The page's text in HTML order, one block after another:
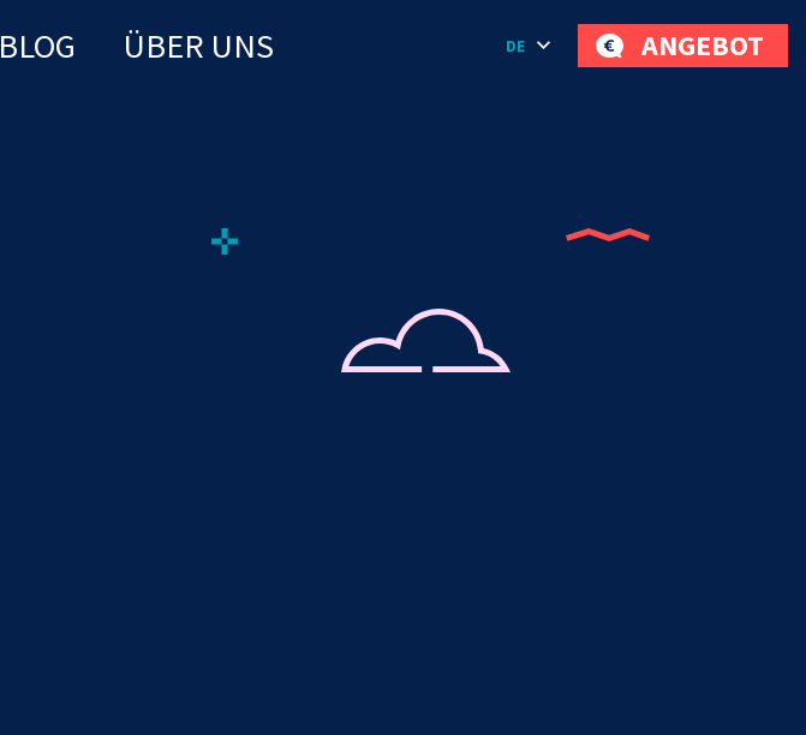
BLOG ÜBER UNS DE ANGEBOT